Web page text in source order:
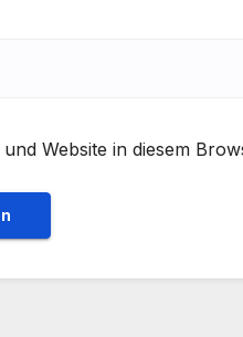
Website in diesem